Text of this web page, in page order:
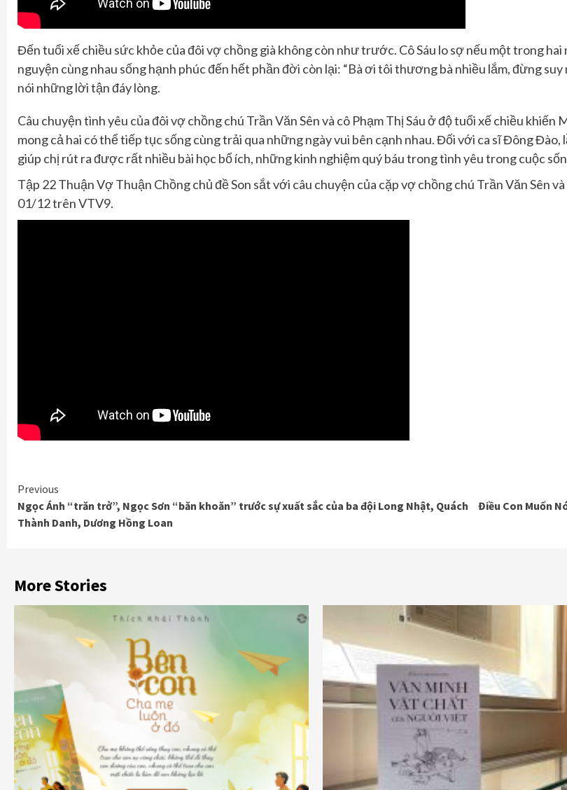
Đến tuổi xế chiều sức khỏe củađôi vợ chồng già không còn như trước. CôSáu lo sợ nếu một trong hai
nguyện cùng nhau sốnghạnh phúcđến hết phần đời còn lại: “Bà ơi tôi thương bà nhiều lắm, đừng
nói những lời tận đáy lòng.
Câu chuyện tình yêu của đôi vợ chồngchú Trần Văn Sên và cô Phạm Thị Sáu ở độ tuổi xế chiều khiến
mong cả hai có thể tiếp tục sống cùng trải qua những ngày vui bên cạnh nhau. Đối với ca sĩ Đông Đào,
giúp chị rút ra được rất nhiều bài học bổ ích, những kinh nghiệm quý báu trong tình yêu trong cuộc
Tập 22Thuận Vợ Thuận Chồngchủ đề Son sắt với câu chuyện của cặp vợ chồngchú TrầnVăn Sên và
01/12 trên VTV9.
Continue
Reading
Previous
Ngọc Ánh “trăn trở”, Ngọc Sơn “băn khoăn” trước sự xuất sắc của ba đội Long Nhật, Quách
Thành Danh, Dương Hồng Loan
Điều Con Muốn
More Stories